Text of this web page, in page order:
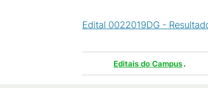
Edital 0022019DG -
Editais do Campus.